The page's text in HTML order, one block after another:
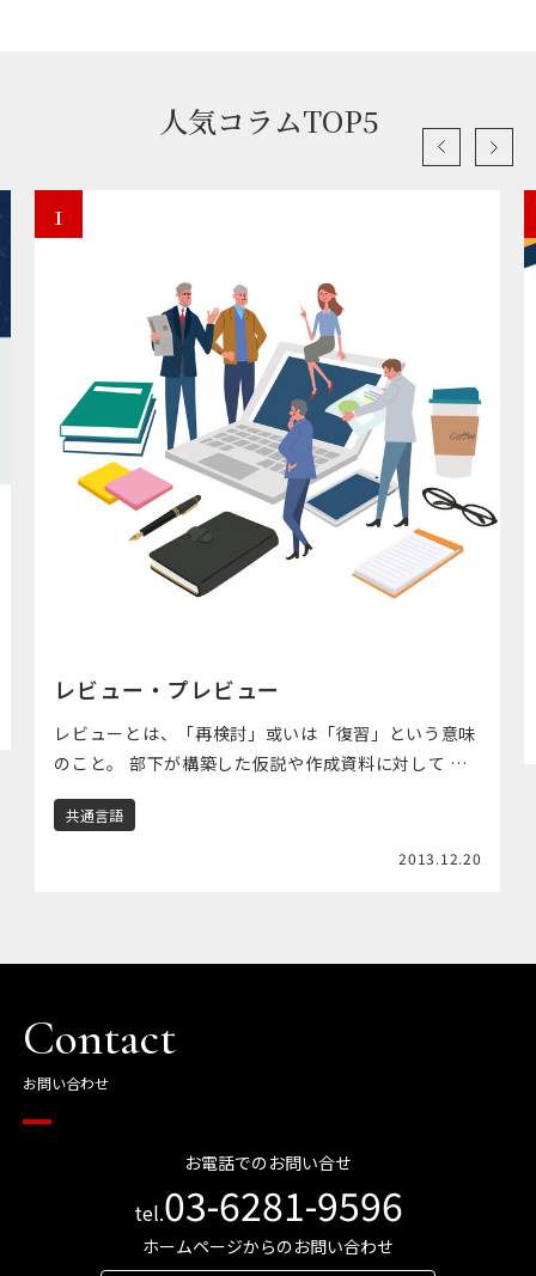
人気コラムTOP5
1
レビュー・プレビュー
レビューとは、「再検討」或いは「復習」という意味
のこと。 部下が構築した仮説や作成資料に対して 成
果到達＝成果を創出するために、 上司が行うアドバイ
スやそのアドバイスする場を指す。 &nbsp […]
共通言語
2013.12.20
Contact
お問い合わせ
お電話でのお問い合せ
tel.03-6281-9596
ホームページからのお問い合わせ